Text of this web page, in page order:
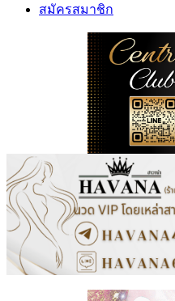
สมัครสมาชิก